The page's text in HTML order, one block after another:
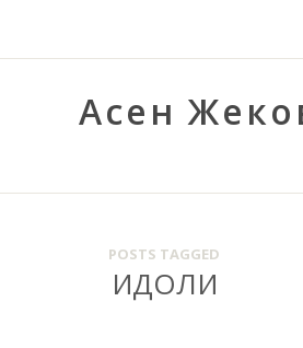
Асен
POSTS TAGGED
ИДОЛИ